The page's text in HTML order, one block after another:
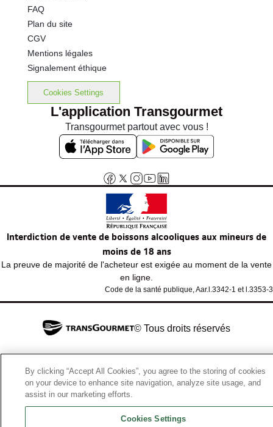
FAQ
Plan du site
CGV
Mentions légales
Signalement éthique
Cookies Settings
L'application Transgourmet
Transgourmet partout avec vous !
Interdiction de vente de boissons alcooliques aux mineurs de
moins de 18 ans
La preuve de majorité de l'acheteur est exigée au moment de la vente
en ligne.
Code de la santé publique, Aar.l.3342-1 et l.3353-3
© Tous droits réservés
By clicking “Accept All Cookies”, you agree to the storing of cookies
on your device to enhance site navigation, analyze site usage, and
assist in our marketing efforts.
Cookies Settings